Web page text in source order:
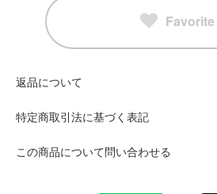
Favorite
返品について
特定商取引法に基づく表記
この商品について問い合わせる